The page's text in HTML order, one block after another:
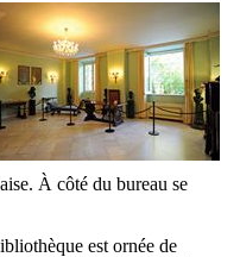
À côté du bureau se
est ornée de